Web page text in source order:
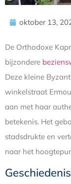
oktober 13,
De Orthodoxe
bijzondere
Deze kleine
winkelstraat
aan met haar
betekenis. Het
stadsdrukte en
naar het